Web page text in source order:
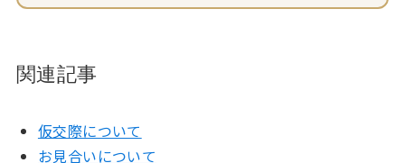
関連記事
仮交際について
お見合いについて